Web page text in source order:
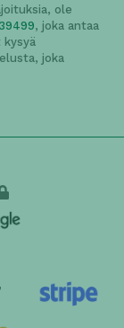
ole
, joka antaa
kysyä
joka